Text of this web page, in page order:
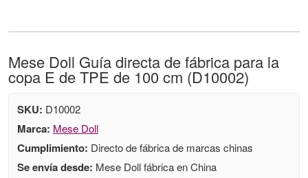
Mese Doll Guía directa de fábrica para la
copa E de TPE de 100 cm (D10002)
SKU: D10002
Marca: Mese Doll
Cumplimiento: Directo de fábrica de marcas chinas
Se envía desde: Mese Doll fábrica en China